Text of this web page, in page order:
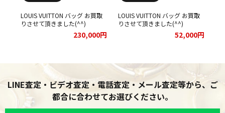
LOUIS VUITTON バッグ お買取
りさせて頂きました(^^)
230,000円
LOUIS VUITTON バッグ お買取
りさせて頂きました(^^)
52,000円
LINE査定・ビデオ査定・電話査定・メール査定等から、ご
都合に合わせてお選びください。